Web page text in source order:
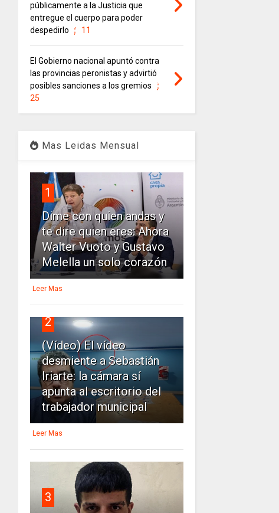
públicamente a la Justicia que
entregue el cuerpo para poder
despedirlo
11
El Gobierno nacional apuntó contra
las provincias peronistas y advirtió
posibles sanciones a los gremios
25
Mas Leidas Mensual
1
Dime con quien andas y
te dire quien eres: Ahora
Walter Vuoto y Gustavo
Melella un solo corazón
Leer Mas
2
(Vídeo) El vídeo
desmiente a Sebastián
Iriarte: la cámara sí
apunta al escritorio del
trabajador municipal
Leer Mas
3